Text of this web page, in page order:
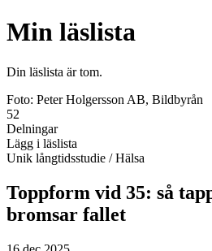
Min läslista
Din läslista är tom.
Foto: Peter Holgersson AB, Bildbyrån
52
Delningar
Lägg i läslista
Unik långtidsstudie / Hälsa
Toppform vid 35: så
bromsar fallet